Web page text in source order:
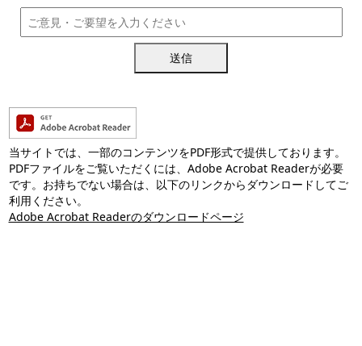
送信
当サイトでは、一部のコンテンツをPDF形式で提供しております。
PDFファイルをご覧いただくには、Adobe Acrobat Readerが必要
です。お持ちでない場合は、以下のリンクからダウンロードしてご
利用ください。
Adobe Acrobat Readerのダウンロードページ